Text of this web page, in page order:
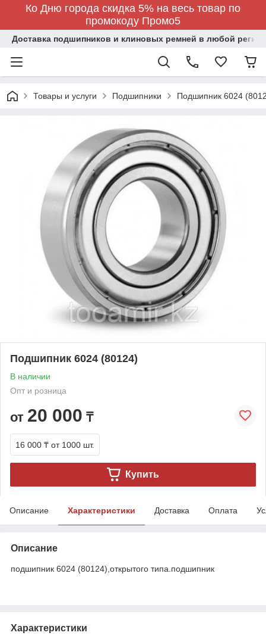
Ко Дню города скидка 5% на весь товар по
промокоду Промо5
Доставка подшипников и клиновых ремней в любой регион
Товары и услуги Подшипники Подшипник 6024
Подшипник 6024 (80124)
В наличии
Опт и розница
от 20 000 ₸
16 000 ₸ от 1000 шт.
Купить
Описание Характеристики Доставка Оплата
Описание
подшипник 6024 (80124),открытого типа.подшипник
Характеристики